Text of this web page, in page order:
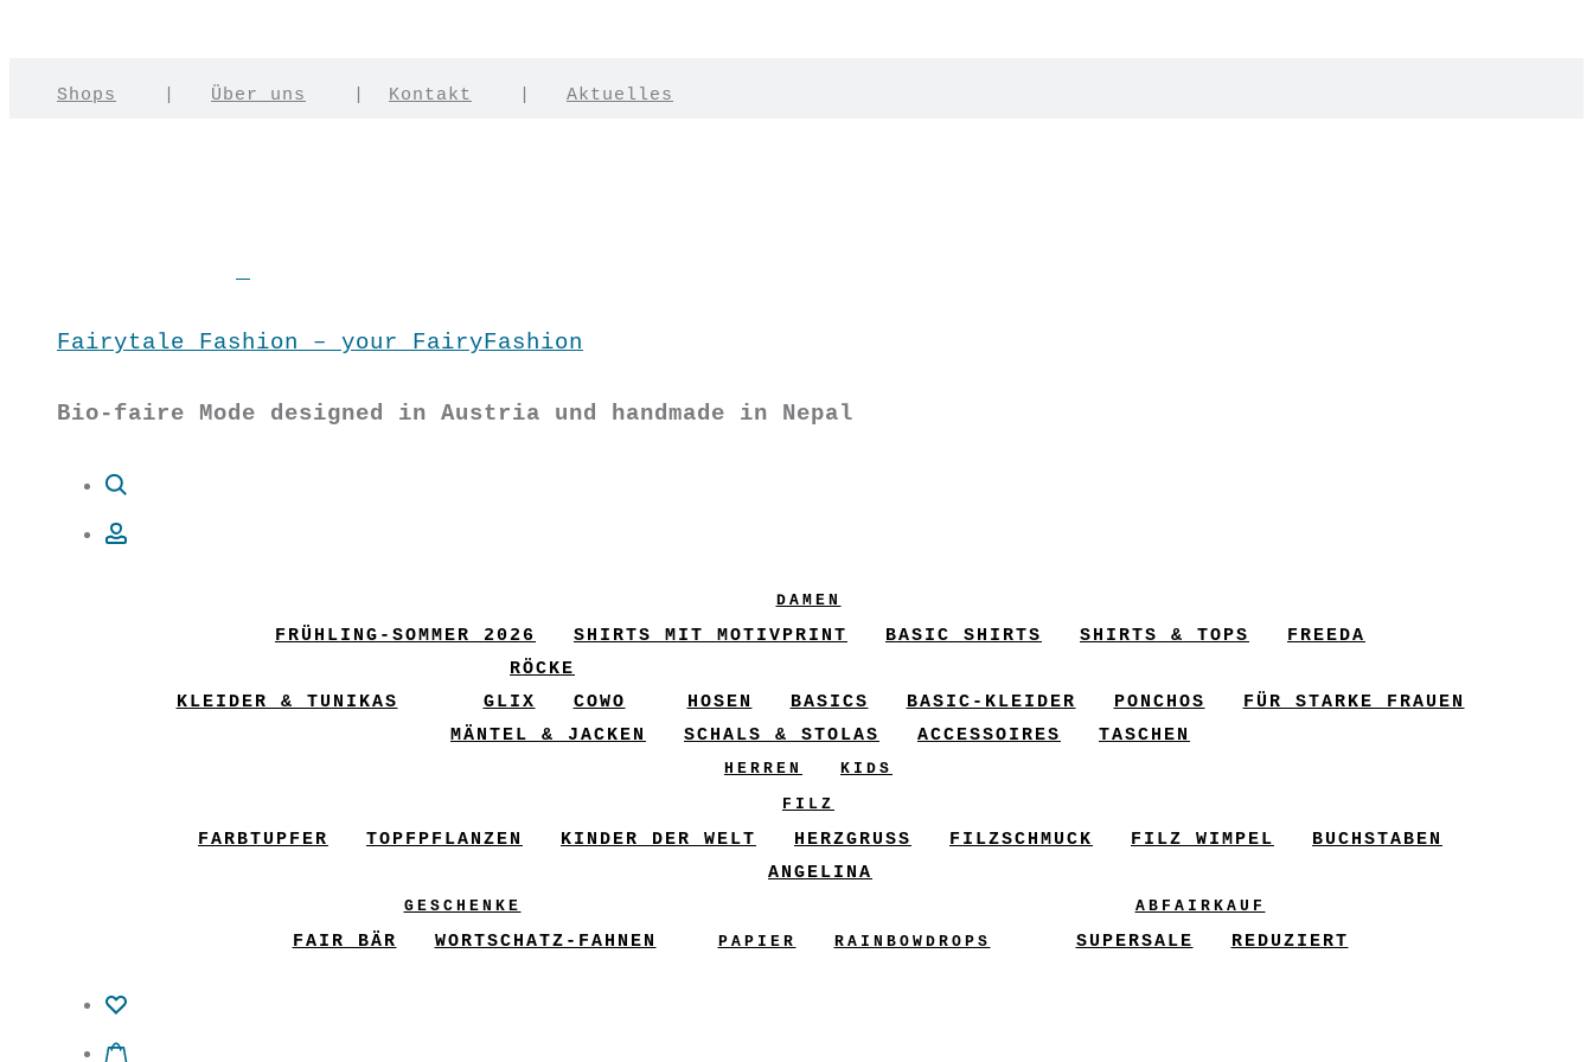
Shops Über uns Kontakt Aktuelles
Fairytale Fashion – your FairyFashion
Bio-faire Mode designed in Austria und handmade in Nepal
DAMEN
FRÜHLING-SOMMER 2026 SHIRTS MIT MOTIVPRINT BASIC SHIRTS SHIRTS & TOPS FREEDA
KLEIDER & TUNIKAS
RÖCKE
GLIX
COWO HOSEN BASICS BASIC-KLEIDER PONCHOS
FÜR STARKE FRAUEN
MÄNTEL & JACKEN
SCHALS & STOLAS ACCESSOIRES TASCHEN
HERREN
KIDS
FILZ
FARBTUPFER TOPFPFLANZEN KINDER DER WELT HERZGRUSS FILZSCHMUCK FILZ WIMPEL
BUCHSTABEN
ANGELINA
GESCHENKE
FAIR BÄR WORTSCHATZ-FAHNEN PAPIER RAINBOWDROPS
ABFAIRKAUF
SUPERSALE REDUZIERT